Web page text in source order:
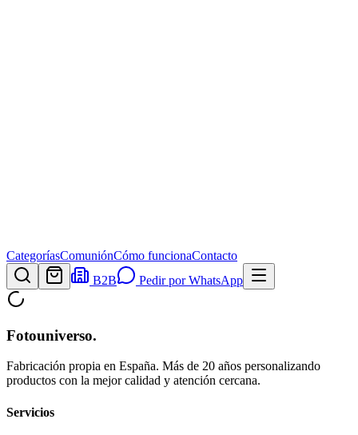
CategoríasComuniónCómo funcionaContacto
B2B
Pedir por WhatsApp
Fotouniverso.
Fabricación propia en España. Más de 20 años personalizando
productos con la mejor calidad y atención cercana.
Servicios